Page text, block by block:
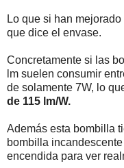
Lo que si han
que dice el envase.
Concretamente si las
lm suelen consumir
de solamente 7W, lo
de 115 lm/W.
Además esta bombilla
bombilla
encendida para ver